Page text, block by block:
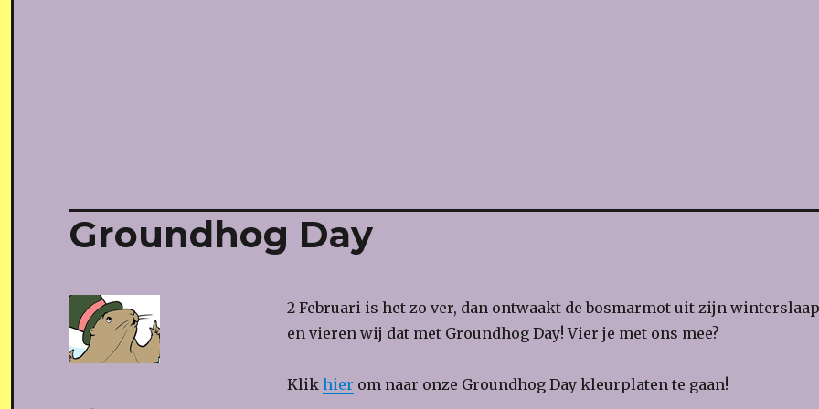
Groundhog Day
2 Februari is het zo ver, dan ontwaakt de bosmarmot uit zijn winterslaap
en vieren wij dat met Groundhog Day! Vier je met ons mee?
Klik hier om naar onze Groundhog Day kleurplaten te gaan!